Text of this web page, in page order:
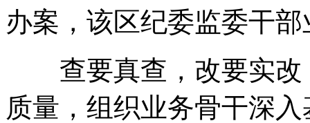
办案，该区纪委监委干
查要真查，改要实改
质量，组织业务骨干深